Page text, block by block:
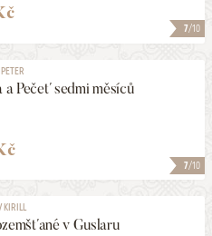
7/10
7/10
a Pečeť sedmi měsíců
KIRILL
v Guslaru